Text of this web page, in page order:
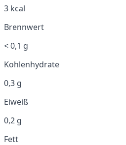
3 kcal
Brennwert
< 0,1 g
Kohlenhydrate
0,3 g
Eiweiß
0,2 g
Fett